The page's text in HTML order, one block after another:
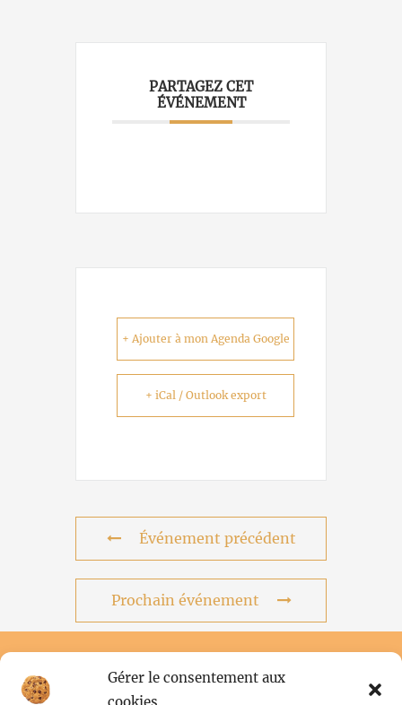
Gérer le consentement aux
PARTAGEZ CET
ÉVÉNEMENT
+ Ajouter à mon Agenda Google
+ iCal / Outlook export
Événement précédent
Prochain événement